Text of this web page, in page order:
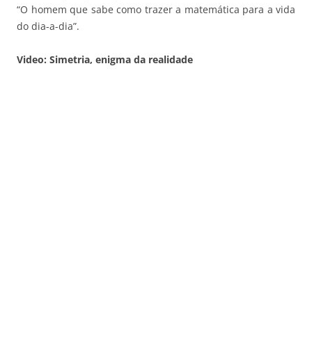
“O homem que sabe como trazer a matemática para a vida
do dia-a-dia”.
Video: Simetria, enigma da realidade